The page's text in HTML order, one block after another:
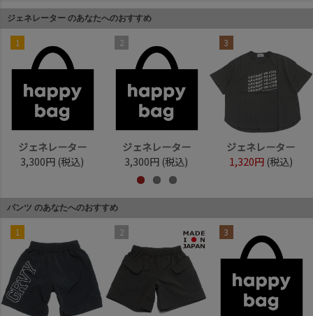
ジェネレーター のあなたへのおすすめ
1
ジェネレーター
3,300円 (税込)
2
ジェネレーター
3,300円 (税込)
3
ジェネレーター
1,320円 (税込)
パンツ のあなたへのおすすめ
1 2 3